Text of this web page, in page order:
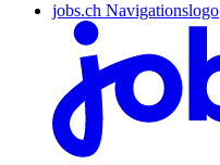
jobs.ch Navigationslogo